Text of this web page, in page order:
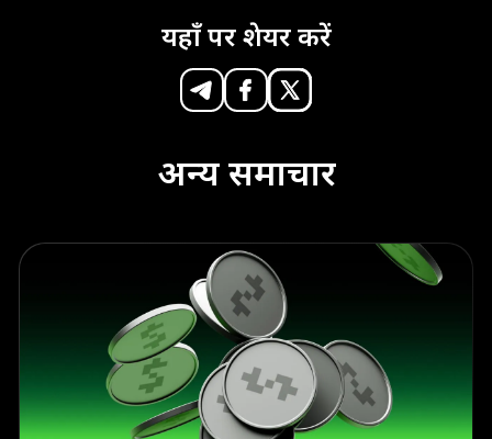
यहाँ पर शेयर करें
अन्य समाचार